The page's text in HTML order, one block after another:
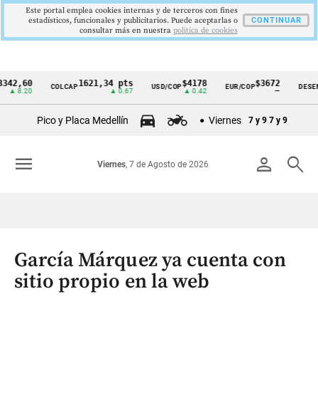
Cintillo
Colombia
8.20
COLCAP1621,34 pts
▲ 0.67
USD/COP$4178
▲ 0.42
EUR/COP$3672
Pico y Placa Medellín Viernes 7 y 9 7 y 9
person search
Viernes, 7 de Agosto de 2026
menu
García Márquez ya cuenta con
sitio propio en la web
Este portal emplea cookies internas y de terceros con fines
estadísticos, funcionales y publicitarios. Puede aceptarlas o
consultar más en nuestra politica de cookies
CONTINUAR